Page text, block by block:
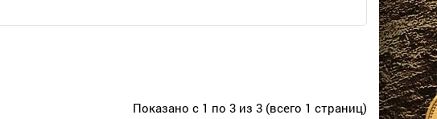
Показано с 1 по 3 из 3 (всего 1 страниц)